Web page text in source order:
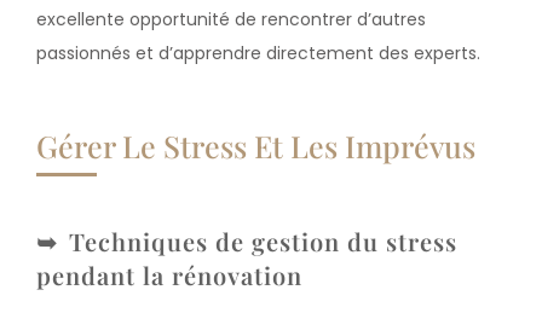
excellente opportunité de rencontrer d’autres
passionnés et d’apprendre directement des experts.
Gérer Le Stress Et Les Imprévus
Techniques de gestion du stress
pendant la rénovation